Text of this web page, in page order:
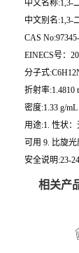
中文名称:1,3-
中文别名:1,3-
CAS
EINECS号：
分子式
折射率:1.4810
密度:1.33 g/mL
用途:1. 性状
可用 9. 比旋
安全说明:23-
相关产